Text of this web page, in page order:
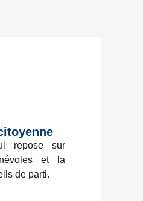
repose sur
et la
de parti.